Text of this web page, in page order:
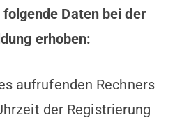
Daten bei der
erhoben:
aufrufenden Rechners
der Registrierung